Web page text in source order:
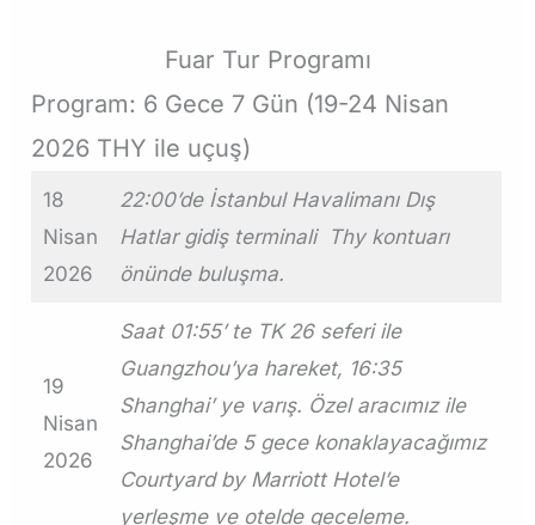
Fuar Tur Programı
Program: 6 Gece 7 Gün (19-24 Nisan
2026 THY ile uçuş)
18
Nisan
2026
22:00’de İstanbul Havalimanı Dış
Hatlar gidiş terminali Thy kontuarı
önünde buluşma.
19
Nisan
2026
Saat 01:55’ te TK 26 seferi ile
Guangzhou’ya hareket, 16:35
Shanghai’ ye varış. Özel aracımız ile
Shanghai’de 5 gece konaklayacağımız
Courtyard by Marriott Hotel’e
yerleşme ve otelde geceleme.